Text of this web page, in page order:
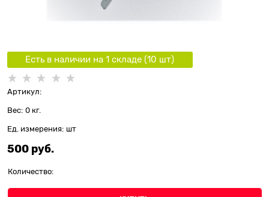
Есть в наличии на 1 складe (10 шт)
Артикул:
Вес: 0 кг.
Ед. измерения: шт
500 руб.
Количество: